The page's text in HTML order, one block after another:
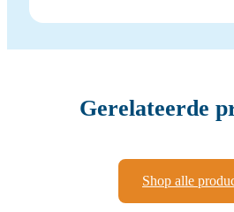
Gerelateerde
Shop alle